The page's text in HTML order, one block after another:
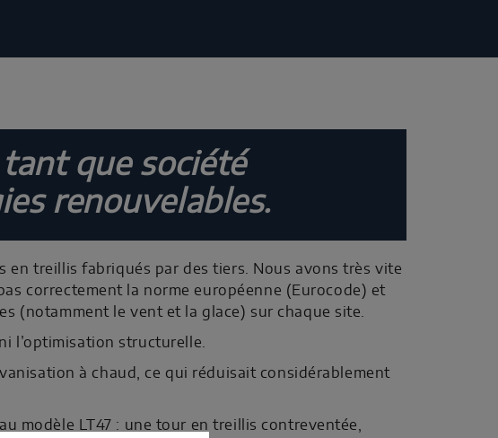
tant que société
renouvelables.
en treillis fabriqués par des tiers. Nous avons très vite
correctement la norme européenne (Eurocode) et
(notamment le vent et la glace) sur chaque site.
l’optimisation structurelle.
à chaud, ce qui réduisait considérablement
modèle LT47 : une tour en treillis contreventée,